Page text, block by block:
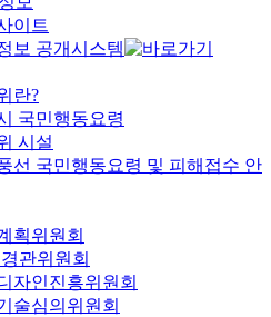
이트
보 공개시스템
란?
국민행동요령
시설
선 국민행동요령 및 피해접수 안
획위원회
관위원회
자인진흥위원회
술심의위원회